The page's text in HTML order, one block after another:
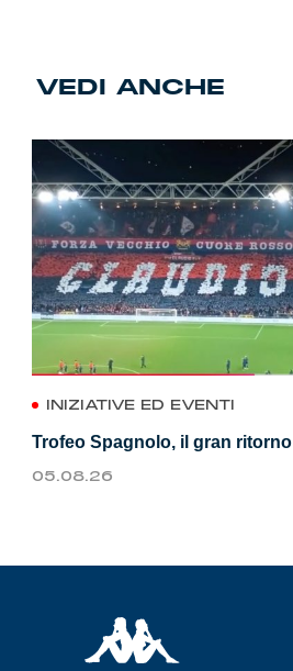
VEDI ANCHE
INIZIATIVE ED EVENTI
Trofeo Spagnolo, il gran ritorno
05.08.26